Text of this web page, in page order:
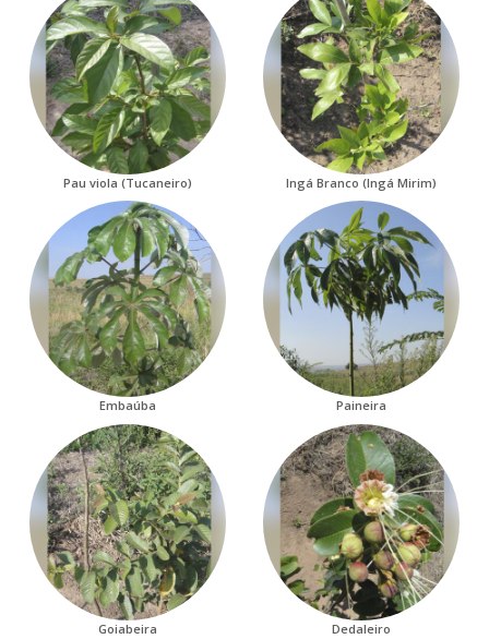
Pau viola (Tucaneiro) Ingá Branco (Ingá Mirim)
Embaúba Paineira
Goiabeira Dedaleiro